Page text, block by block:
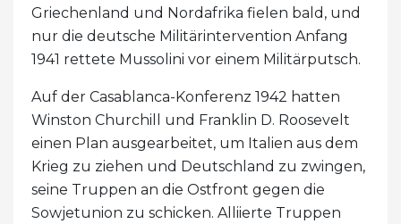
Griechenland und Nordafrika fielen bald, und
nur die deutsche Militärintervention Anfang
1941 rettete Mussolini vor einem Militärputsch.
Auf der Casablanca-Konferenz 1942 hatten
Winston Churchill und Franklin D. Roosevelt
einen Plan ausgearbeitet, um Italien aus dem
Krieg zu ziehen und Deutschland zu zwingen,
seine Truppen an die Ostfront gegen die
Sowjetunion zu schicken. Alliierte Truppen